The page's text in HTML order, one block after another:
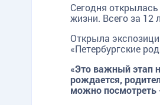
Сегодня
жизни. Всего за
Открыла
«Петербургские
«Это важный этап
рождается,
можно посмотреть